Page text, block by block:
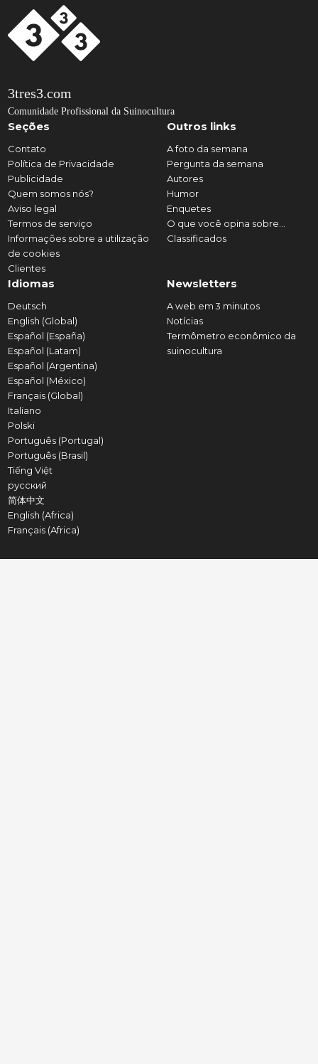
3tres3.com
Comunidade Profissional da Suinocultura
Seções
Contato
Política de Privacidade
Publicidade
Quem somos nós?
Aviso legal
Termos de serviço
Informações sobre a utilização
de cookies
Clientes
Outros links
A foto da semana
Pergunta da semana
Autores
Humor
Enquetes
O que você opina sobre...
Classificados
Idiomas
Deutsch
English (Global)
Español (España)
Español (Latam)
Español (Argentina)
Español (México)
Français (Global)
Italiano
Polski
Português (Portugal)
Português (Brasil)
Tiếng Việt
русский
简体中文
English (Africa)
Français (Africa)
Newsletters
A web em 3 minutos
Notícias
Termômetro econômico da
suinocultura